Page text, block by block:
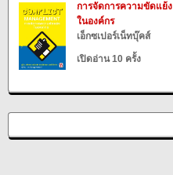
การจัดการความขัดแย้ง
ในองค์กร
เอ็กซเปอร์เน็ทบุ๊คส์
เปิดอ่าน 10 ครั้ง